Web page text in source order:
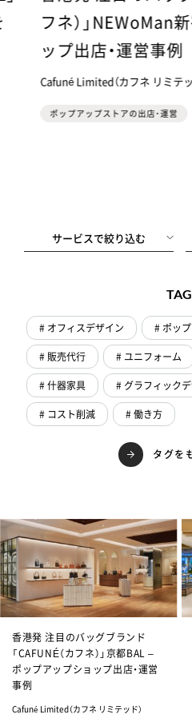
フネ）」NEWoMan
ップ出店・運営事例
Cafuné Limited（カフネ リミテッド）
ポップアップストアの出店・運営
サービスで絞り込む
TAG
# オフィスデザイン # ポッ
# 販売代行
# ユニフォーム
# 什器家具
# グラフィック
# コスト削減
# 働き方
タグを
香港発 注目のバッグブランド
「CAFUNÉ（カフネ）」京都BAL –
ポップアップショップ出店・運営
事例
Cafuné Limited（カフネ リミテッド）